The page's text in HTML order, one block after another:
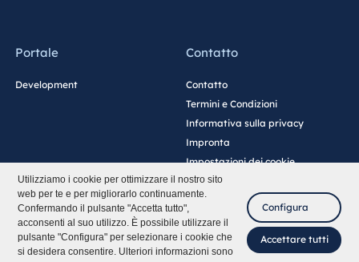
Utilizziamo i cookie per ottimizzare il nostro sito
web per te e per migliorarlo continuamente.
Confermando il pulsante "Accetta tutto",
acconsenti al suo utilizzo. È possibile utilizzare il
pulsante "Configura" per selezionare i cookie che
si desidera consentire. Ulteriori informazioni sono
Configura
Accettare tutti
Portale
Development
Contatto
Contatto
Termini e Condizioni
Informativa sulla privacy
Impronta
Impostazioni dei cookie